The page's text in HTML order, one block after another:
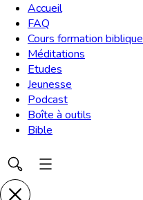
Accueil
FAQ
Cours formation biblique
Méditations
Etudes
Jeunesse
Podcast
Boîte à outils
Bible